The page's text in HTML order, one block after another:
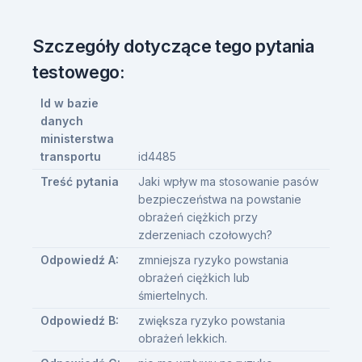
Szczegóły dotyczące tego pytania
testowego:
Id w bazie
danych
ministerstwa
transportu
id4485
Treść pytania
Jaki wpływ ma stosowanie pasów
bezpieczeństwa na powstanie
obrażeń ciężkich przy
zderzeniach czołowych?
Odpowiedź A:
zmniejsza ryzyko powstania
obrażeń ciężkich lub
śmiertelnych.
Odpowiedź B:
zwiększa ryzyko powstania
obrażeń lekkich.